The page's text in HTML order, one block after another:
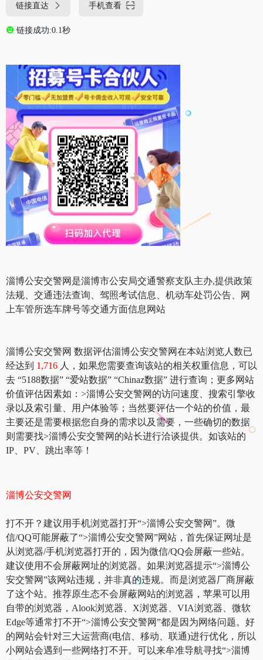
链接直达 手机查看
链接成功:0.1秒
淄博公安交警网是淄博市公安局交通警察支队主办,提供政策
法规、交通违法查询、驾照考试信息、机动车处罚公告、网
上车管所选车牌号等交通方面信息网站
淄博公安交警网 数据评估淄博公安交警网在本站浏览人数已
经达到 1,716 人，如果您需要查询该站的相关权重信息，可以
去 “5188数据” “爱站数据” “Chinaz数据” 进行查询；更多网站
价值评估因素如：>淄博公安交警网的访问速度、搜索引擎收
录以及索引量、用户体验等；当然要评估一个站的价值，最
主要还是需要根据您自身的需求以及需要，一些确切的数据
则需要找>淄博公安交警网的站长进行洽谈提供。如该站的
IP、PV、跳出率等！
淄博公安交警网
打不开？建议用手机浏览器打开“>淄博公安交警网”。微
信/QQ可能屏蔽了“>淄博公安交警网”网站，首先保证网址是
从浏览器/手机浏览器打开的，因为微信/QQ会屏蔽一些站。
建议使用不会屏蔽网址的浏览器。如果浏览器提示“>淄博公
安交警网”该网站违规，并非真的违规。而是浏览器厂商屏蔽
了这个站。推荐原生态不会屏蔽网站的浏览器，苹果可以用
自带的浏览器，Alook浏览器、X浏览器、VIA浏览器、微软
Edge等通常打不开“>淄博公安交警网”都是因为网络问题。好
的网站会针对三大运营商(电信、移动、联通)进行优化，所以
小网站会遇到一些网络打不开。可以来牟准导航寻找“>淄博